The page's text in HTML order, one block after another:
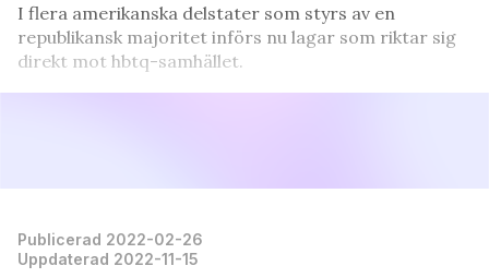
I flera amerikanska delstater som styrs av en
republikansk majoritet införs nu lagar som riktar sig
direkt mot hbtq-samhället.
Publicerad 2022-02-26
Uppdaterad 2022-11-15